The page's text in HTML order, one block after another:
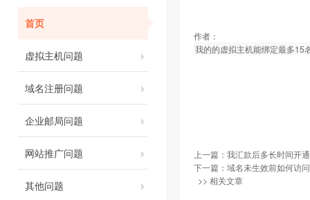
首页
虚拟主机问题
域名注册问题
企业邮局问题
网站推广问题
其他问题
作者：
我的的虚拟主机能绑定最多15
上一篇： 我汇款后多长时间开
下一篇： 域名未生效前如何访
>> 相关文章